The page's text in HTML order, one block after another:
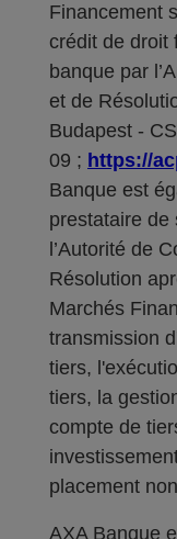
Financement
crédit de droit
banque par
et de
Budapest -
09 ; https://
Banque est
prestataire de
l’Autorité de
Résolution
Marchés
transmission
tiers,
tiers, la
compte de
placement
AXA Banque